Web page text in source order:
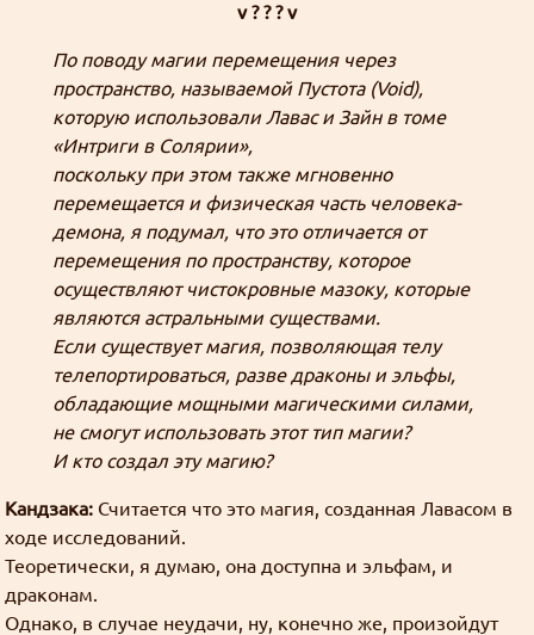
v ? ? ? v
По поводу магии перемещения через
пространство, называемой Пустота (Void),
которую использовали Лавас и Зайн в томе
«Интриги в Солярии»,
поскольку при этом также мгновенно
перемещается и физическая часть человека-
демона, я подумал, что это отличается от
перемещения по пространству, которое
осуществляют чистокровные мазоку, которые
являются астральными существами.
Если существует магия, позволяющая телу
телепортироваться, разве драконы и эльфы,
обладающие мощными магическими силами,
не смогут использовать этот тип магии?
И кто создал эту магию?
Кандзака: Считается что это магия, созданная Лавасом в
ходе исследований.
Теоретически, я думаю, она доступна и эльфам, и
драконам.
Однако, в случае неудачи, ну, конечно же, произойдут